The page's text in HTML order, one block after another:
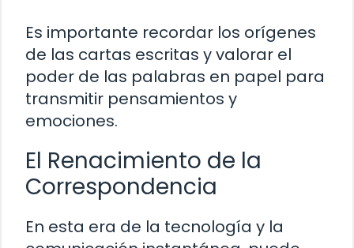
Es importante recordar los orígenes
de las cartas escritas y valorar el
poder de las palabras en papel para
transmitir pensamientos y
emociones.
El Renacimiento de la
Correspondencia
En esta era de la tecnología y la